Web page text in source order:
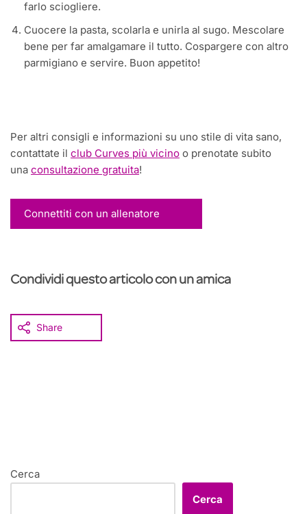
farlo sciogliere.
Cuocere la pasta, scolarla e unirla al sugo. Mescolare
bene per far amalgamare il tutto. Cospargere con altro
parmigiano e servire. Buon appetito!
Per altri consigli e informazioni su uno stile di vita sano,
contattate il club Curves più vicino o prenotate subito
una consultazione gratuita!
Connettiti con un allenatore
Condividi questo articolo con un amica
Share
Cerca
Cerca